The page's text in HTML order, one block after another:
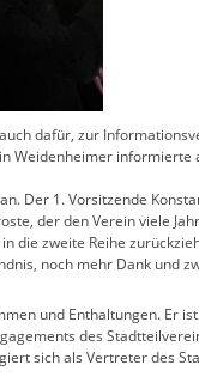
dafür, zur
Weidenheimer
Der 1. Vorsitzende
der den Verein viele
die zweite Reihe
noch mehr Dank und
und Enthaltungen. Er
des
sich als Vertreter des